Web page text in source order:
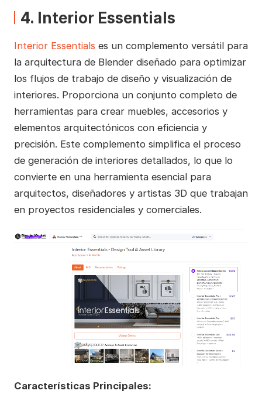
4. Interior Essentials
Interior Essentials es un complemento versátil para
la arquitectura de Blender diseñado para optimizar
los flujos de trabajo de diseño y visualización de
interiores. Proporciona un conjunto completo de
herramientas para crear muebles, accesorios y
elementos arquitectónicos con eficiencia y
precisión. Este complemento simplifica el proceso
de generación de interiores detallados, lo que lo
convierte en una herramienta esencial para
arquitectos, diseñadores y artistas 3D que trabajan
en proyectos residenciales y comerciales.
Características Principales: